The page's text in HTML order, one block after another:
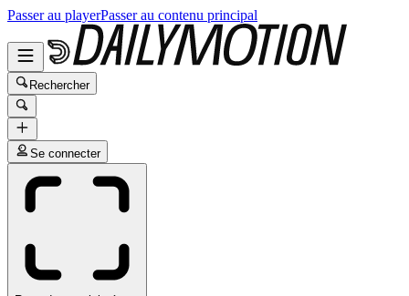
Passer au playerPasser au contenu principal
Rechercher
Se connecter